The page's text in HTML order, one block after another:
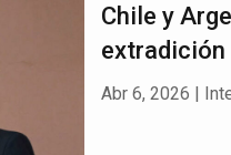
Chile y
extradición
Abr 6, 2026 |